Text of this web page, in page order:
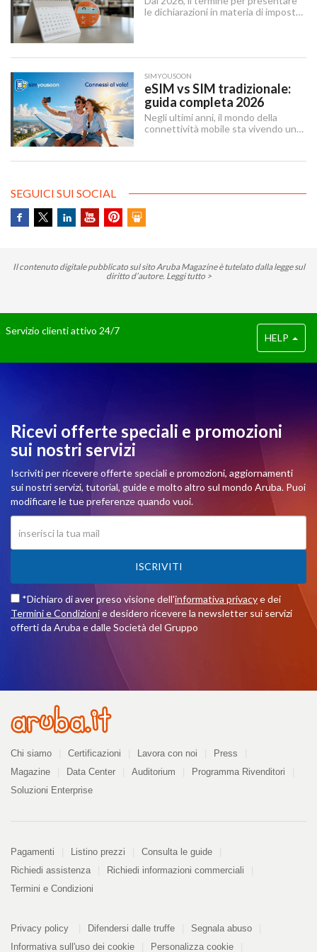
le dichiarazioni in materia di imposte
le stesse si riferiscono.
SIMYOUSOON
eSIM vs SIM tradizionale:
guida completa 2026
Negli ultimi anni, il mondo della
connettività mobile sta vivendo una
di embedded SIM — sta sostituendo
approccio più moderno alla gestione
delle linee mobili.
SEGUICI SUI SOCIAL
Il contenuto digitale pubblicato sul sito Aruba Magazine è tutelato dalla legge sul
diritto d’autore. Leggi tutto >
HELP
Servizio clienti attivo 24/7
Ricevi offerte speciali e promozioni
sui nostri servizi
Iscriviti per ricevere offerte speciali e promozioni, aggiornamenti
sui nostri servizi, tutorial, guide e molto altro sul mondo Aruba. Puoi
modificare le tue preferenze quando vuoi.
ISCRIVITI
*Dichiaro di aver preso visione dell'informativa privacye dei
Termini e Condizionie desidero ricevere la newsletter sui servizi
offerti da Aruba e dalle Società del Gruppo
Azienda
Chi siamo Certificazioni Lavora con noi
Press
Magazine
Data Center Auditorium
Programma Rivenditori
Soluzioni Enterprise
Pagamenti
Pagamenti Listino prezzi
Consulta le guide
Richiedi assistenza
Richiedi informazioni commerciali
Termini e Condizioni
Informazioni
Privacy policy
PDF
kB
Difendersi dalle truffe
Segnala abuso
Informativa sull'uso dei cookie
Personalizza cookie